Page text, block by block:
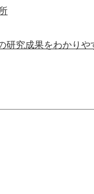
研究成果をわかりや